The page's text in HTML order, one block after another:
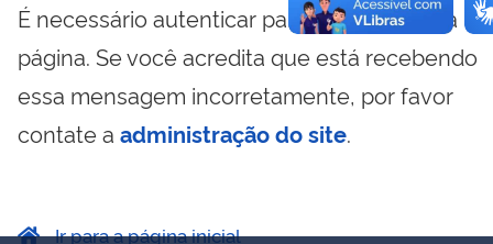
É necessário autenticar para visualizar essa
página. Se você acredita que está recebendo
essa mensagem incorretamente, por favor
contate a administração do site.
Ir para a página inicial